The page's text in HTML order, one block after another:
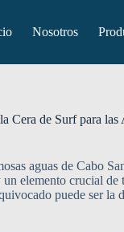
Nosotros
Cera de Surf para las
aguas de Cabo
elemento crucial
puede ser la